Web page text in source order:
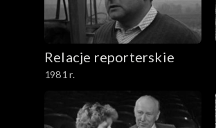
Relacje reporterskie
1981 r.